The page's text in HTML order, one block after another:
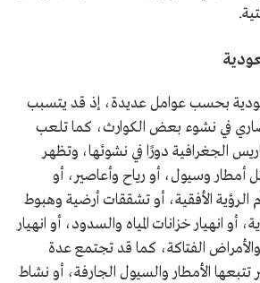
بحسب عوامل عديدة، إذ قد يتسبب
في نشوء بعض الكوارث، كما تلعب
الجغرافية دورًا في نشوئها، وتظهر
أمطار وسيول، أو رياح وأعاصير، أو
الأفقية، أو تشققات أرضية وهبوط
أو انهيار خزانات المياه والسدود، أو انهيار
والأمراض الفتاكة، كما قد تجتمع عدة
تتبعها الأمطار والسيول الجارفة، أو نشاط